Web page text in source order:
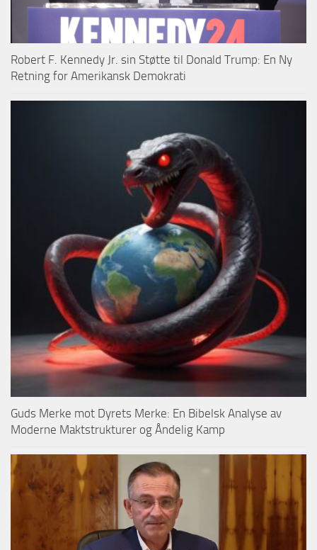
Robert F. Kennedy Jr. sin Støtte til Donald Trump: En Ny
Retning for Amerikansk Demokrati
Guds Merke mot Dyrets Merke: En Bibelsk Analyse av
Moderne Maktstrukturer og Åndelig Kamp